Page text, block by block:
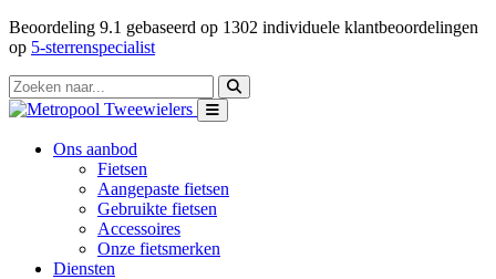
Beoordeling 9.1 gebaseerd op 1302 individuele klantbeoordelingen
op 5-sterrenspecialist
Ons aanbod
Fietsen
Aangepaste fietsen
Gebruikte fietsen
Accessoires
Onze fietsmerken
Diensten